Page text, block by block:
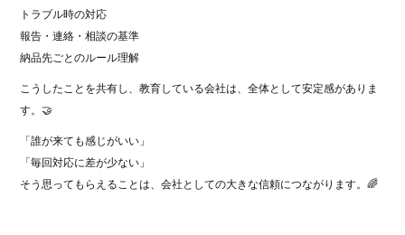
トラブル時の対応
報告・連絡・相談の基準
納品先ごとのルール理解
こうしたことを共有し、教育している会社は、全体として安定感がありま
す。🤝
「誰が来ても感じがいい」
「毎回対応に差が少ない」
そう思ってもらえることは、会社としての大きな信頼につながります。🌈